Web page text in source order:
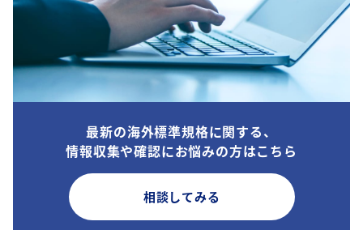
最新の海外標準規格に関する、
情報収集や確認にお悩みの方はこちら
相談してみる